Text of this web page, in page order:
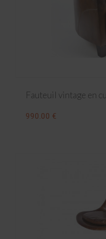
Fauteuil vintage en
990.00 €